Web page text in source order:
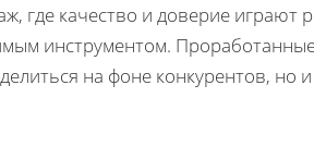
где качество и доверие
инструментом.
на фоне конкурентов, но